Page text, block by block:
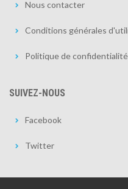
Nous contacter
Conditions générales
Politique de confidentialité
SUIVEZ-NOUS
Facebook
Twitter